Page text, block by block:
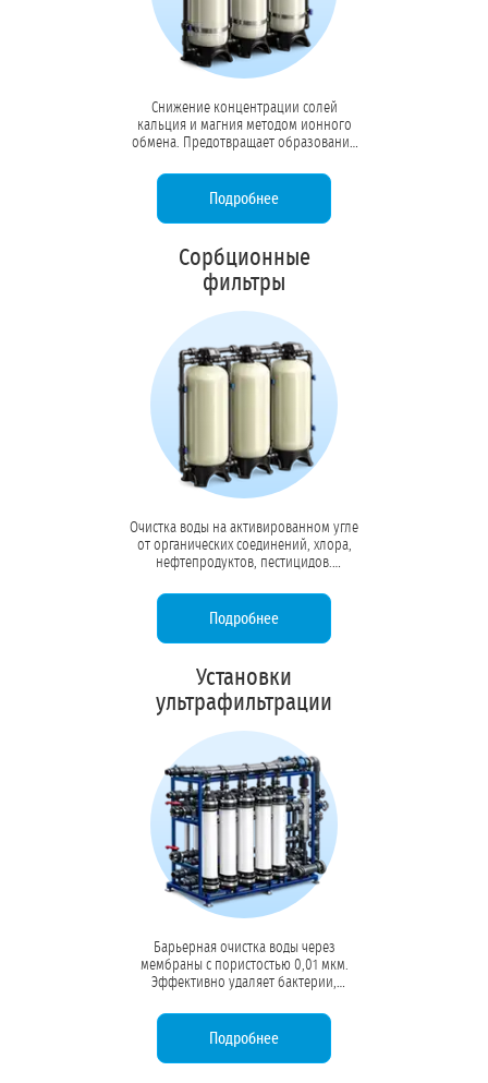
Снижение концентрации солей
кальция и магния методом ионного
обмена. Предотвращает образование
охлаждения, продлевая срок службы
оборудования в 3–5 раз.
Подробнее
Сорбционные
фильтры
Очистка воды на активированном угле
от органических соединений, хлора,
нефтепродуктов, пестицидов.
запахи, защищает мембраны осмоса
от окисления.
Подробнее
Установки
ультрафильтрации
Барьерная очистка воды через
мембраны с пористостью 0,01 мкм.
Эффективно удаляет бактерии,
высокомолекулярную органику без
изменения минерального состава.
Подробнее